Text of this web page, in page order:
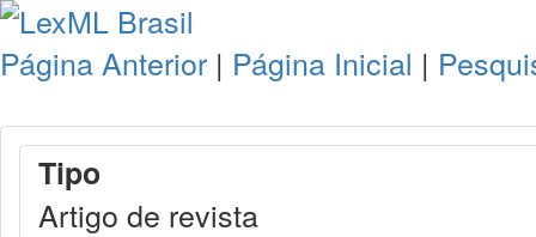
Página Anterior | Página Inicial |
Tipo
Artigo de revista